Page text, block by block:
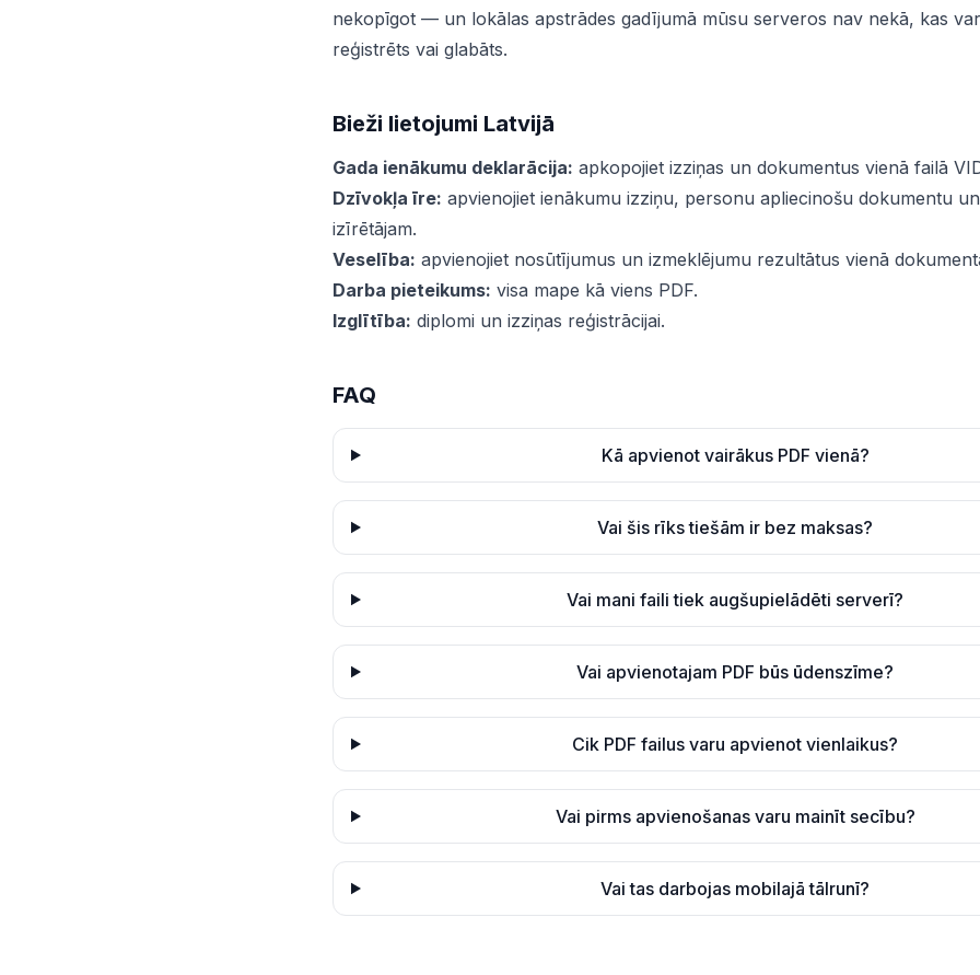
nekopīgot — un lokālas apstrādes gadījumā mūsu serveros nav nekā, kas
reģistrēts vai glabāts.
Bieži lietojumi Latvijā
Gada ienākumu deklarācija: apkopojiet izziņas un dokumentus vienā failā
Dzīvokļa īre: apvienojiet ienākumu izziņu, personu apliecinošu dokumentu
izīrētājam.
Veselība: apvienojiet nosūtījumus un izmeklējumu rezultātus vienā
Darba pieteikums: visa mape kā viens PDF.
Izglītība: diplomi un izziņas reģistrācijai.
FAQ
Kā apvienot vairākus PDF vienā?
Vai šis rīks tiešām ir bez maksas?
Vai mani faili tiek augšupielādēti serverī?
Vai apvienotajam PDF būs ūdenszīme?
Cik PDF failus varu apvienot vienlaikus?
Vai pirms apvienošanas varu mainīt secību?
Vai tas darbojas mobilajā tālrunī?